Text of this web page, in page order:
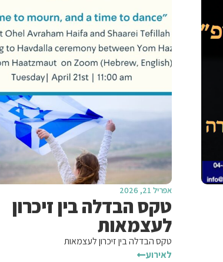
אפריל 21, 2026
טקס הבדלה בין זיכרון
לעצמאות
טקס הבדלה בין זיכרון לעצמאות
לאירוע